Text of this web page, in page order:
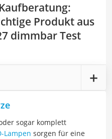
:
Produkt aus
dimmbar Test
sogar komplett
Lampen sorgen für eine